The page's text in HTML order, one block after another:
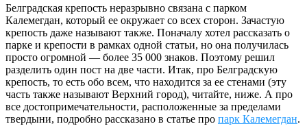
Белградская крепость неразрывно связана с парком
Калемегдан, который ее окружает со всех сторон. Зачастую
крепость даже называют также. Поначалу хотел рассказать о
парке и крепости в рамках одной статьи, но она получилась
просто огромной — более 35 000 знаков. Поэтому решил
разделить один пост на две части. Итак, про Белградскую
крепость, то есть обо всем, что находится за ее стенами (эту
часть также называют Верхний город), читайте, ниже. А про
все достопримечательности, расположенные за пределами
твердыни, подробно рассказано в статье про парк Калемегдан.